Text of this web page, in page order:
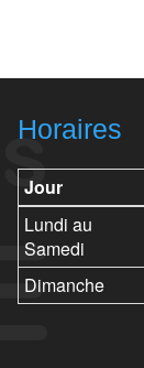
Horaires
Jour
Lundi au
Samedi
Dimanche